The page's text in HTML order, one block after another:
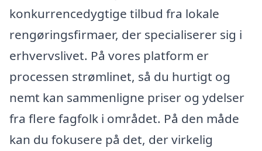
konkurrencedygtige tilbud fra lokale
rengøringsfirmaer, der specialiserer sig i
erhvervslivet. På vores platform er
processen strømlinet, så du hurtigt og
nemt kan sammenligne priser og ydelser
fra flere fagfolk i området. På den måde
kan du fokusere på det, der virkelig